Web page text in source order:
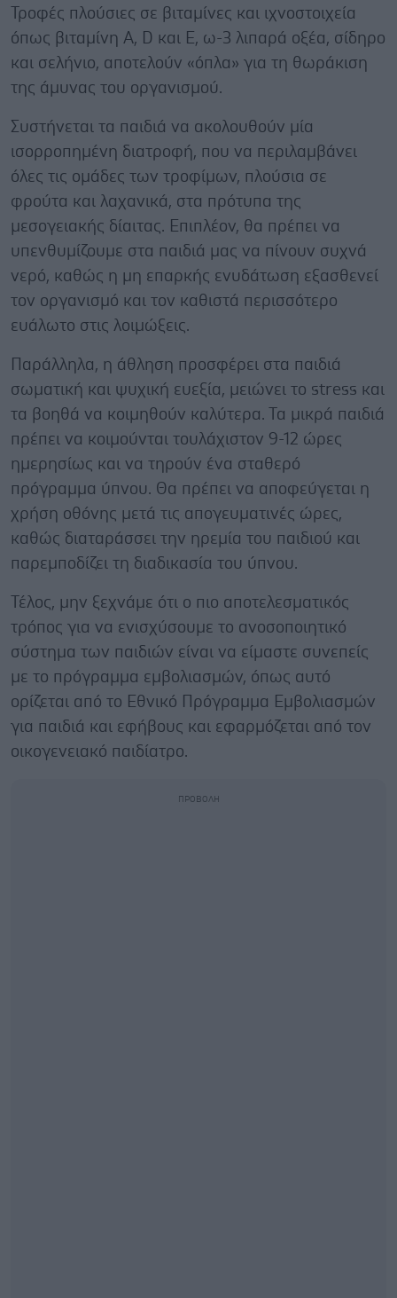
Τροφές πλούσιες σε βιταμίνες και ιχνοστοιχεία
όπως βιταμίνη Α, D και Ε, ω-3 λιπαρά οξέα, σίδηρο
και σελήνιο, αποτελούν «όπλα» για τη θωράκιση
της άμυνας του οργανισμού.
Συστήνεται τα παιδιά να ακολουθούν μία
ισορροπημένη διατροφή, που να περιλαμβάνει
όλες τις ομάδες των τροφίμων, πλούσια σε
φρούτα και λαχανικά, στα πρότυπα της
μεσογειακής δίαιτας. Επιπλέον, θα πρέπει να
υπενθυμίζουμε στα παιδιά μας να πίνουν συχνά
νερό, καθώς η μη επαρκής ενυδάτωση εξασθενεί
τον οργανισμό και τον καθιστά περισσότερο
ευάλωτο στις λοιμώξεις.
Παράλληλα, η άθληση προσφέρει στα παιδιά
σωματική και ψυχική ευεξία, μειώνει το stress και
τα βοηθά να κοιμηθούν καλύτερα. Τα μικρά παιδιά
πρέπει να κοιμούνται τουλάχιστον 9-12 ώρες
ημερησίως και να τηρούν ένα σταθερό
πρόγραμμα ύπνου. Θα πρέπει να αποφεύγεται η
χρήση οθόνης μετά τις απογευματινές ώρες,
καθώς διαταράσσει την ηρεμία του παιδιού και
παρεμποδίζει τη διαδικασία του ύπνου.
Τέλος, μην ξεχνάμε ότι ο πιο αποτελεσματικός
τρόπος για να ενισχύσουμε το ανοσοποιητικό
σύστημα των παιδιών είναι να είμαστε συνεπείς
με το πρόγραμμα εμβολιασμών, όπως αυτό
ορίζεται από το Εθνικό Πρόγραμμα Εμβολιασμών
για παιδιά και εφήβους και εφαρμόζεται από τον
οικογενειακό παιδίατρο.